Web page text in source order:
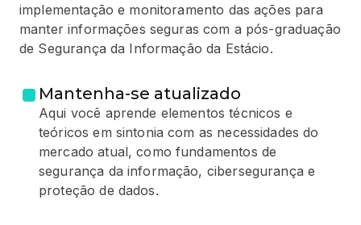
implementação e monitoramento das ações para
manter informações seguras com a pós-graduação
de Segurança da Informação da Estácio.
Mantenha-se atualizado
Aqui você aprende elementos técnicos e
teóricos em sintonia com as necessidades do
mercado atual, como fundamentos de
segurança da informação, cibersegurança e
proteção de dados.